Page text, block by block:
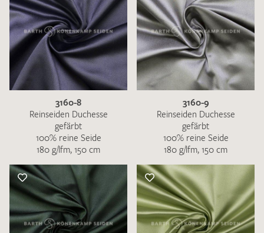
3160-8
Reinseiden Duchesse
gefärbt
100% reine Seide
180 g/lfm, 150 cm
3160-9
Reinseiden Duchesse
gefärbt
100% reine Seide
180 g/lfm, 150 cm